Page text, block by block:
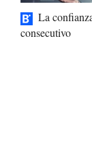
La
consecutivo